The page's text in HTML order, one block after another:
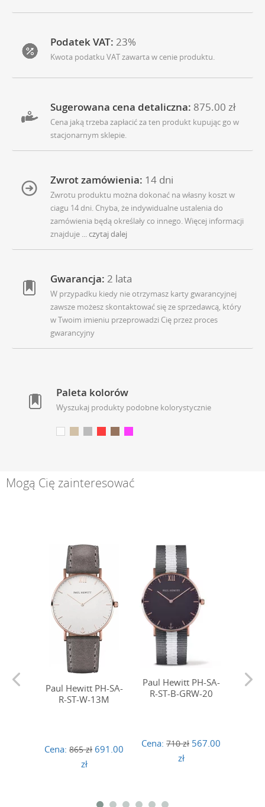
Podatek VAT: 23%
Kwota podatku VAT zawarta w cenie produktu.
Sugerowana cena detaliczna: 875.00 zł
Cena jaką trzeba zapłacić za ten produkt kupując go w
stacjonarnym sklepie.
Zwrot zamówienia: 14 dni
Zwrotu produktu można dokonać na własny koszt w
ciagu 14 dni. Chyba, że indywidualne ustalenia do
zamówienia będą określały co innego. Więcej informacji
znajduje ... czytaj dalej
Gwarancja: 2 lata
W przypadku kiedy nie otrzymasz karty gwarancyjnej
zawsze możesz skontaktować się ze sprzedawcą, który
w Twoim imieniu przeprowadzi Cię przez proces
gwarancyjny
Paleta kolorów
Wyszukaj produkty podobne kolorystycznie
Mogą Cię zainteresować
Paul Hewitt PH-SA-
R-ST-W-13M
Cena: 865 zł 691.00
zł
Paul Hewitt PH-SA-
R-ST-B-GRW-20
Cena: 710 zł 567.00
zł
Paul